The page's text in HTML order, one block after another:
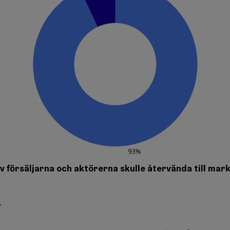
försäljarna och aktörerna skulle återvända till